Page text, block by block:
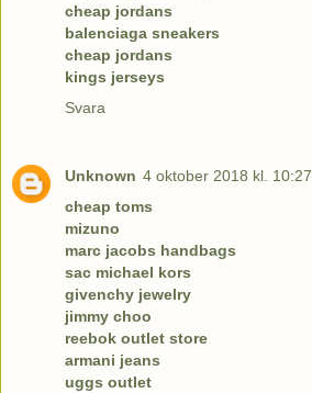
cheap jordans
balenciaga sneakers
cheap jordans
kings jerseys
Svara
Unknown 4 oktober 2018 kl. 10:27
cheap toms
mizuno
marc jacobs handbags
sac michael kors
givenchy jewelry
jimmy choo
reebok outlet store
armani jeans
uggs outlet